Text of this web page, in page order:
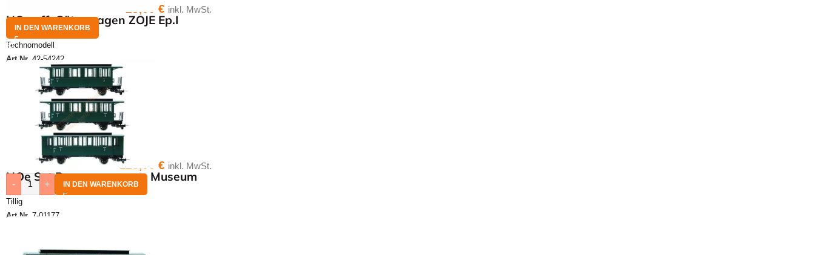
HOe off. Güterwagen ZOJE Ep.I
Technomodell
Art.Nr. 42-54242
28,00€ inkl. MwSt.
IN DEN WARENKORB
HOe Set Personenwagen Museum
Tillig
Art.Nr. 7-01177
116,00€ inkl. MwSt.
-
+ IN DEN WARENKORB